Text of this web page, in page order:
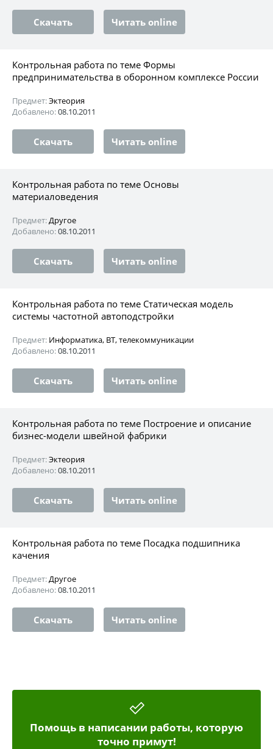
Скачать Читать online
Контрольная работа по теме Формы
предпринимательства в оборонном комплексе России
Предмет:Эктеория
Добавлено:08.10.2011
Скачать Читать online
Контрольная работа по теме Основы
материаловедения
Предмет:Другое
Добавлено:08.10.2011
Скачать Читать online
Контрольная работа по теме Статическая модель
системы частотной автоподстройки
Предмет: Информатика, ВТ, телекоммуникации
Добавлено:08.10.2011
Скачать Читать online
Контрольная работа по теме Построение и описание
бизнес-модели швейной фабрики
Предмет:Эктеория
Добавлено:08.10.2011
Скачать Читать online
Контрольная работа по теме Посадка подшипника
качения
Предмет:Другое
Добавлено:08.10.2011
Скачать Читать online
Помощь в написании работы, которую
точно примут!